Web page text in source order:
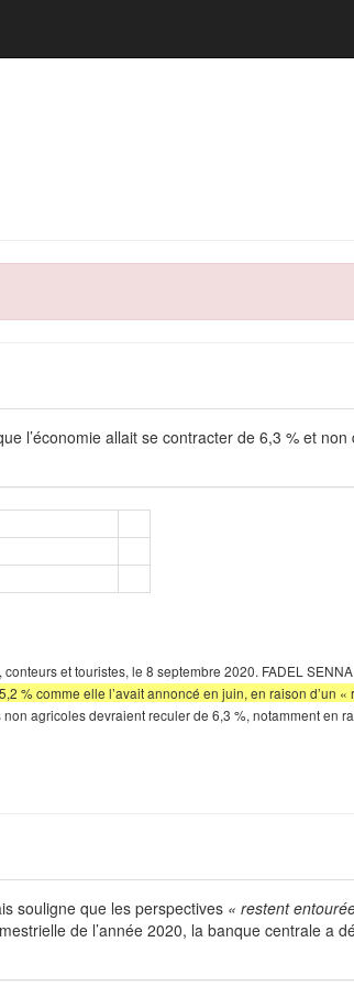
l’économie allait se contracter de 6,3 % et non
et touristes, le 8 septembre 2020. FADEL
% comme elle l’avait annoncé en juin, en raison d’un
agricoles devraient reculer de 6,3 %, notamment en
souligne que les perspectives « restent
de l’année 2020, la banque centrale a